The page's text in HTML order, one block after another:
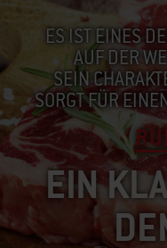
ES IST EINES
AUF DER
SEIN
SORGT FÜR
EIN